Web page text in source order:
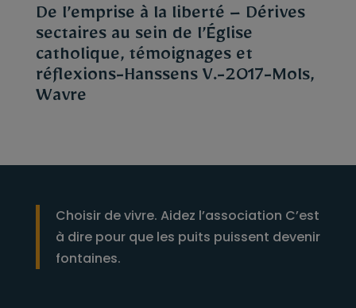
De l’emprise à la liberté – Dérives
sectaires au sein de l’Église
catholique, témoignages et
réflexions-Hanssens V.-2017-Mols,
Wavre
Choisir de vivre. Aidez l’association C’est
à dire pour que les puits puissent devenir
fontaines.